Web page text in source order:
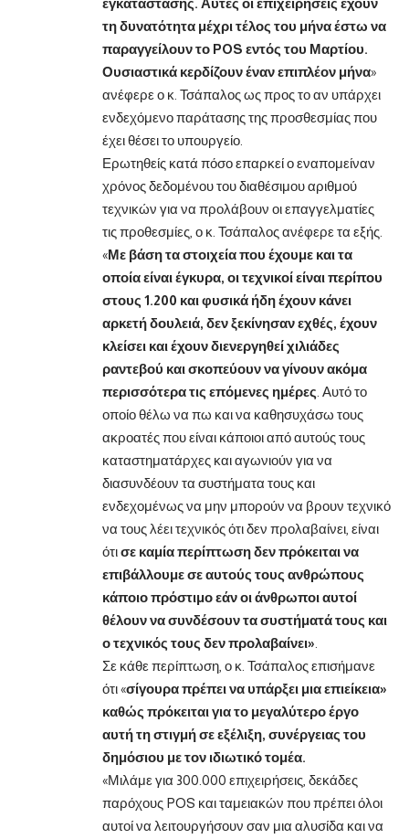
τη δυνατότητα μέχρι τέλος του μήνα έστω να
παραγγείλουν το POS εντός του Μαρτίου.
Ουσιαστικά κερδίζουν έναν επιπλέον μήνα»
ανέφερε ο κ. Τσάπαλος ως προς το αν υπάρχει
ενδεχόμενο παράτασης της προσθεσμίας που
έχει θέσει το υπουργείο.
Ερωτηθείς κατά πόσο επαρκεί ο εναπομείναν
χρόνος δεδομένου του διαθέσιμου αριθμού
τεχνικών για να προλάβουν οι επαγγελματίες
τις προθεσμίες, ο κ. Τσάπαλος ανέφερε τα εξής.
«Με βάση τα στοιχεία που έχουμε και τα
οποία είναι έγκυρα, οι τεχνικοί είναι περίπου
στους 1.200 και φυσικά ήδη έχουν κάνει
αρκετή δουλειά, δεν ξεκίνησαν εχθές, έχουν
κλείσει και έχουν διενεργηθεί χιλιάδες
ραντεβού και σκοπεύουν να γίνουν ακόμα
περισσότερα τις επόμενες ημέρες . Αυτό το
οποίο θέλω να πω και να καθησυχάσω τους
ακροατές που είναι κάποιοι από αυτούς τους
καταστηματάρχες και αγωνιούν για να
διασυνδέουν τα συστήματα τους και
ενδεχομένως να μην μπορούν να βρουν τεχνικό
να τους λέει τεχνικός ότι δεν προλαβαίνει, είναι
ότισε καμία περίπτωση δεν πρόκειται να
επιβάλλουμε σε αυτούς τους ανθρώπους
κάποιο πρόστιμο εάν οι άνθρωποι αυτοί
θέλουν να συνδέσουν τα συστήματά τους και
ο τεχνικός τους δεν προλαβαίνει»
Σε κάθε περίπτωση, ο κ. Τσάπαλος επισήμανε
ότι «σίγουρα πρέπει να υπάρξει μια επιείκεια»
καθώς πρόκειται για το μεγαλύτερο έργο
αυτή τη στιγμή σε εξέλιξη, συνέργειας του
δημόσιου με τον ιδιωτικό τομέα.
«Μιλάμε για 300.000 επιχειρήσεις, δεκάδες
παρόχους POS και ταμειακών που πρέπει όλοι
αυτοί να λειτουργήσουν σαν μια αλυσίδα και να